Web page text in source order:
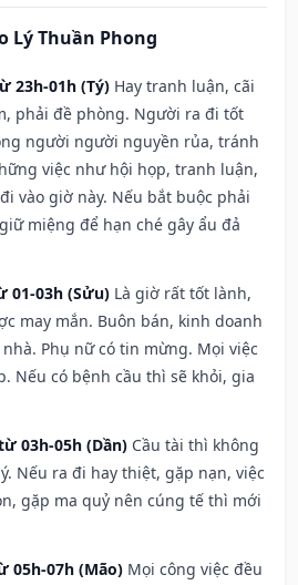
Lý Thuần Phong
23h-01h (Tý) Hay tranh luận, cãi
phải đề phòng. Người ra đi tốt
người người nguyền rủa, tránh
việc như hội họp, tranh luận,
vào giờ này. Nếu bắt buộc phải
miệng để hạn ché gây ẩu đả
01-03h (Sửu) Là giờ rất tốt lành,
may mắn. Buôn bán, kinh doanh
Phụ nữ có tin mừng. Mọi việc
Nếu có bệnh cầu thì sẽ khỏi, gia
03h-05h (Dần) Cầu tài thì không
Nếu ra đi hay thiệt, gặp nạn, việc
gặp ma quỷ nên cúng tế thì mới
05h-07h (Mão) Mọi công việc đều